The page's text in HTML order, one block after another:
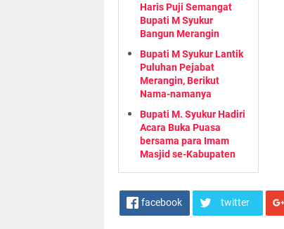
Haris Puji Semangat
Bupati M Syukur
Bangun Merangin
Bupati M Syukur Lantik
Puluhan Pejabat
Merangin, Berikut
Nama-namanya
Bupati M. Syukur Hadiri
Acara Buka Puasa
bersama para Imam
Masjid se-Kabupaten
facebook twitter